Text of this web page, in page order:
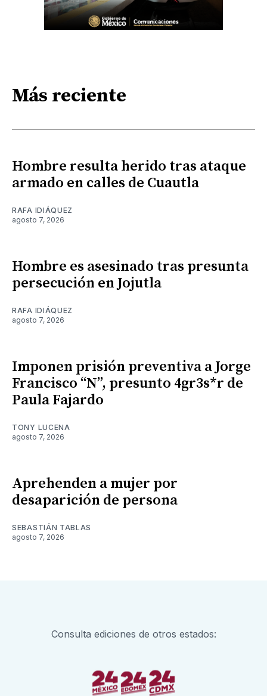
Más reciente
Hombre resulta herido tras ataque
armado en calles de Cuautla
RAFA IDIÁQUEZ
agosto 7, 2026
Hombre es asesinado tras presunta
persecución en Jojutla
RAFA IDIÁQUEZ
agosto 7, 2026
Imponen prisión preventiva a Jorge
Francisco “N”, presunto 4gr3s*r de
Paula Fajardo
TONY LUCENA
agosto 7, 2026
Aprehenden a mujer por
desaparición de persona
SEBASTIÁN TABLAS
agosto 7, 2026
Consulta ediciones de otros estados: